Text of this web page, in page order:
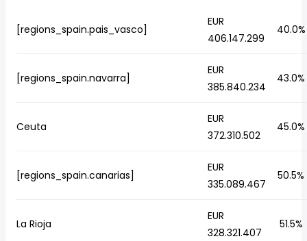
[regions_spain.pais_vasco]
EUR
406.147.299
40.0%
[regions_spain.navarra]
EUR
385.840.234
43.0%
Ceuta
EUR
372.310.502
45.0%
[regions_spain.canarias]
EUR
335.089.467
50.5%
La Rioja
EUR
328.321.407
51.5%